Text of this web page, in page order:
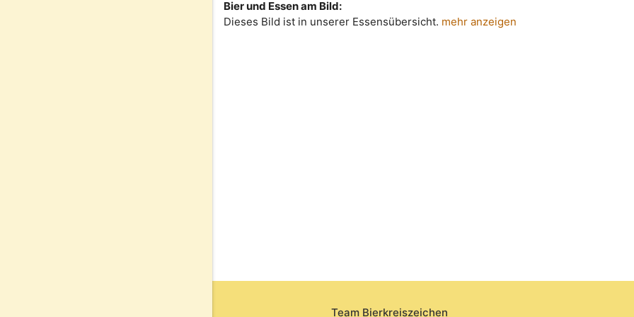
Bier und Essen am Bild:
Dieses Bild ist in unserer Essensübersicht. mehr anzeigen
Team Bierkreiszeichen